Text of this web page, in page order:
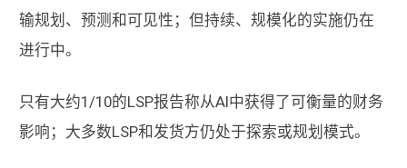
输规划、预测和可见性；但持续、规模化的实施仍在
进行中。
只有大约1/10的LSP报告称从AI中获得了可衡量的财务
影响；大多数LSP和发货方仍处于探索或规划模式。